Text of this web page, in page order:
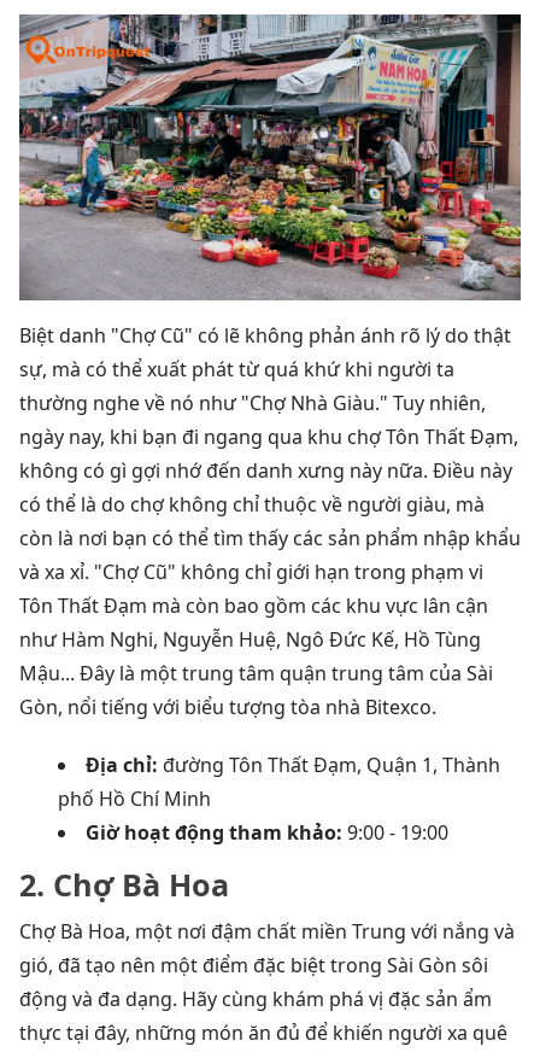
Biệt danh "Chợ Cũ" có lẽ không phản ánh rõ lý do thật
sự, mà có thể xuất phát từ quá khứ khi người ta
thường nghe về nó như "Chợ Nhà Giàu." Tuy nhiên,
ngày nay, khi bạn đi ngang qua khu chợ Tôn Thất Đạm,
không có gì gợi nhớ đến danh xưng này nữa. Điều này
có thể là do chợ không chỉ thuộc về người giàu, mà
còn là nơi bạn có thể tìm thấy các sản phẩm nhập khẩu
và xa xỉ. "Chợ Cũ" không chỉ giới hạn trong phạm vi
Tôn Thất Đạm mà còn bao gồm các khu vực lân cận
như Hàm Nghi, Nguyễn Huệ, Ngô Đức Kế, Hồ Tùng
Mậu... Đây là một trung tâm quận trung tâm của Sài
Gòn, nổi tiếng với biểu tượng tòa nhà Bitexco.
Địa chỉ: đường Tôn Thất Đạm, Quận 1, Thành
phố Hồ Chí Minh
Giờ hoạt động tham khảo: 9:00 - 19:00
2. Chợ Bà Hoa
Chợ Bà Hoa, một nơi đậm chất miền Trung với nắng và
gió, đã tạo nên một điểm đặc biệt trong Sài Gòn sôi
động và đa dạng. Hãy cùng khám phá vị đặc sản ẩm
thực tại đây, những món ăn đủ để khiến người xa quê